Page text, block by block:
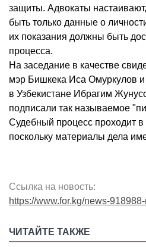
защиты. Адвокаты
быть только данные о
их показания должны быть
процесса.
На заседание в качестве
мэр Бишкека Иса Омуркулов и
в Узбекистане Ибрагим
подписали так называемое
Судебный процесс проходит
поскольку материалы дела
Ссылка на новость:
https://www.for.kg/news-918988-
ЧИТАЙТЕ ТАКЖЕ